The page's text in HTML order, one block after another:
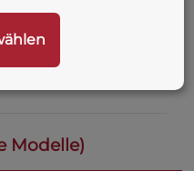
der
später
Modelle)